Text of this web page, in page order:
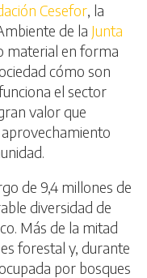
Cesefor, la
de la Junta
material en forma
cómo son
el sector
valor que
de 9,4 millones de
diversidad de
Más de la mitad
forestal y, durante
por bosques